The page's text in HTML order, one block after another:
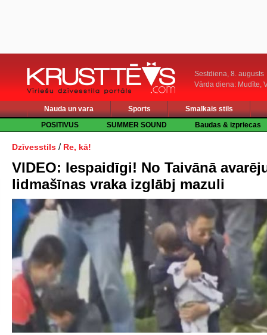
Sestdiena, 8. augusts
Vārda diena: Mudīte,
Nauda un vara Sports
Smalkais stils
POSITIVUS
SUMMER SOUND Baudas & izpriecas
Dzīvesstils / Re, kā!
VIDEO: Iespaidīgi! No Taivānā
lidmašīnas vraka izglābj mazuli